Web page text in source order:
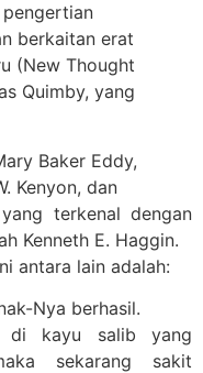
pengertian
berkaitan erat
(New Thought
Quimby, yang
Baker Eddy,
Kenyon, dan
terkenal dengan
Kenneth E. Haggin.
antara lain adalah:
Nya berhasil.
di kayu salib yang
sekarang sakit